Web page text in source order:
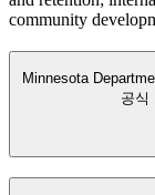
community
Minnesota
공식